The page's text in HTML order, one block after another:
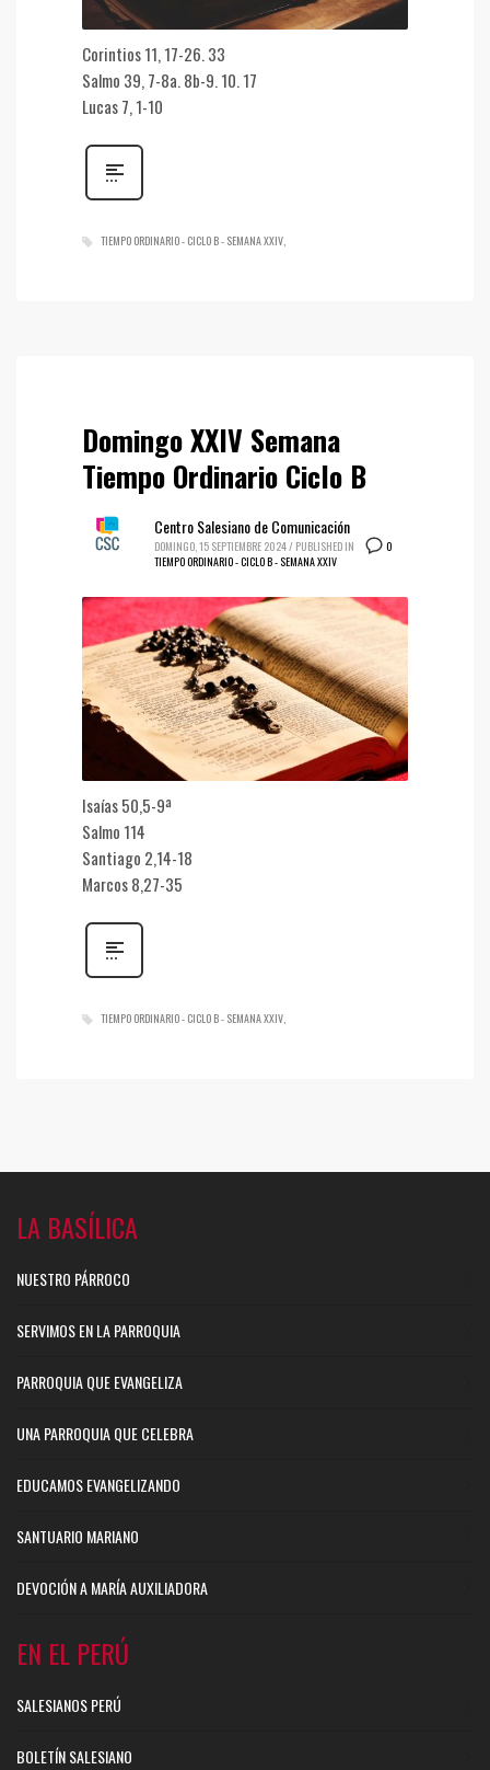
Corintios 11, 17-26. 33
Salmo 39, 7-8a. 8b-9. 10. 17
Lucas 7, 1-10
TIEMPO ORDINARIO - CICLO B - SEMANA XXIV
Domingo XXIV Semana
Tiempo Ordinario Ciclo B
0
Centro Salesiano de Comunicación
DOMINGO, 15 SEPTIEMBRE 2024/ PUBLISHED IN
TIEMPO ORDINARIO - CICLO B - SEMANA XXIV
Isaías 50,5-9ª
Salmo 114
Santiago 2,14-18
Marcos 8,27-35
TIEMPO ORDINARIO - CICLO B - SEMANA XXIV
LA BASÍLICA
NUESTRO PÁRROCO
SERVIMOS EN LA PARROQUIA
PARROQUIA QUE EVANGELIZA
UNA PARROQUIA QUE CELEBRA
EDUCAMOS EVANGELIZANDO
SANTUARIO MARIANO
DEVOCIÓN A MARÍA AUXILIADORA
EN EL PERÚ
SALESIANOS PERÚ
BOLETÍN SALESIANO